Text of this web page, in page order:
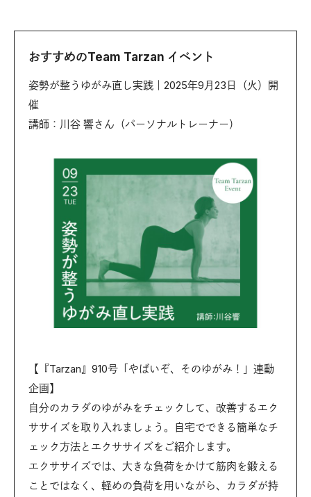
おすすめのTeam Tarzan イベント
姿勢が整うゆがみ直し実践｜2025年9月23日（火）開
催
講師：川谷 響さん（パーソナルトレーナー）
【『Tarzan』910号「やばいぞ、そのゆがみ！」連動
企画】
自分のカラダのゆがみをチェックして、改善するエク
ササイズを取り入れましょう。自宅でできる簡単なチ
ェック方法とエクササイズをご紹介します。
エクササイズでは、大きな負荷をかけて筋肉を鍛える
ことではなく、軽めの負荷を用いながら、カラダが持